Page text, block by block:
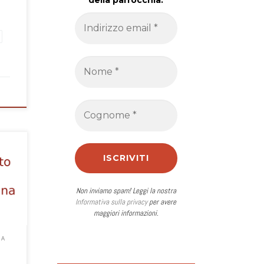
Non inviamo spam! Leggi la nostra
Informativa sulla privacyper avere
maggiori informazioni.